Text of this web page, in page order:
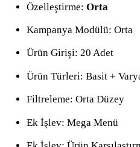
Özelleştirme: Orta
Kampanya Modülü: Orta
Ürün Girişi: 20 Adet
Ürün Türleri: Basit +
Filtreleme: Orta Düzey
Ek İşlev: Mega Menü